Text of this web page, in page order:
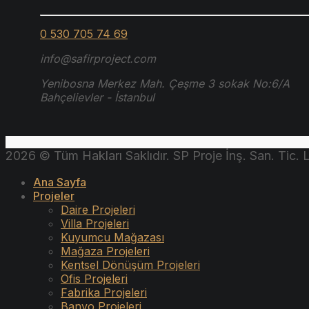
0 530 705 74 69
info@safirproject.com
Yenibosna Merkez Mah. Çeşme 3 sokak No:6/A
Bahçelievler - İstanbul
2026 © Tüm Hakları Saklıdır. SP Proje İnş. San. Tic.
Ana Sayfa
Projeler
Daire Projeleri
Villa Projeleri
Kuyumcu Mağazası
Mağaza Projeleri
Kentsel Dönüşüm Projeleri
Ofis Projeleri
Fabrika Projeleri
Banyo Projeleri